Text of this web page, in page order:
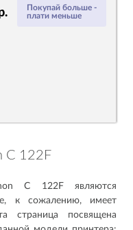
Покупай больше -
плати меньше
C 122F
C 122F являются
к сожалению, имеет
страница посвящена